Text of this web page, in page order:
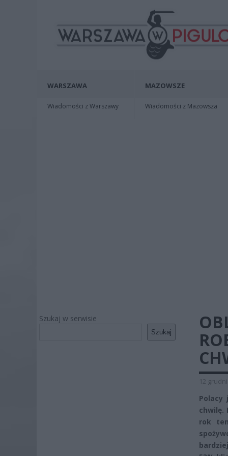
WARSZAWA
Wiadomości z Warszawy
MAZOWSZE
Wiadomości z Mazowsza
Szukaj w serwisie
Szukaj
12
Polacy
chwilę.
rok